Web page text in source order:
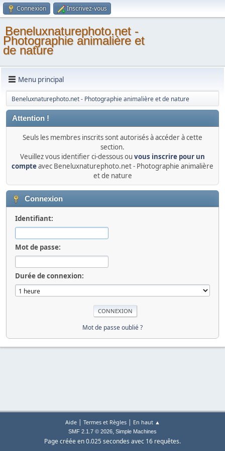
Connexion Inscrivez-vous
Beneluxnaturephoto.net -
Photographie animalière et
de nature
Menu principal
Beneluxnaturephoto.net - Photographie animalière et de nature
Attention !
Seuls les membres inscrits sont autorisés à accéder à cette
section.
Veuillez vous identifier ci-dessous ou vous inscrire pour un
compteavec Beneluxnaturephoto.net - Photographie animalière
et de nature
Connexion
Identifiant:
Mot de passe:
Durée de connexion:
Mot de passe oublié ?
Aide| Termes et Règles| En haut ▲
SMF 2.1.7 © 2026, Simple Machines
Page créée en 0.025 secondes avec 16 requêtes.